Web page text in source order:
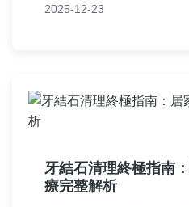
2025-12-23
牙結石清理終極指南
療完整解析